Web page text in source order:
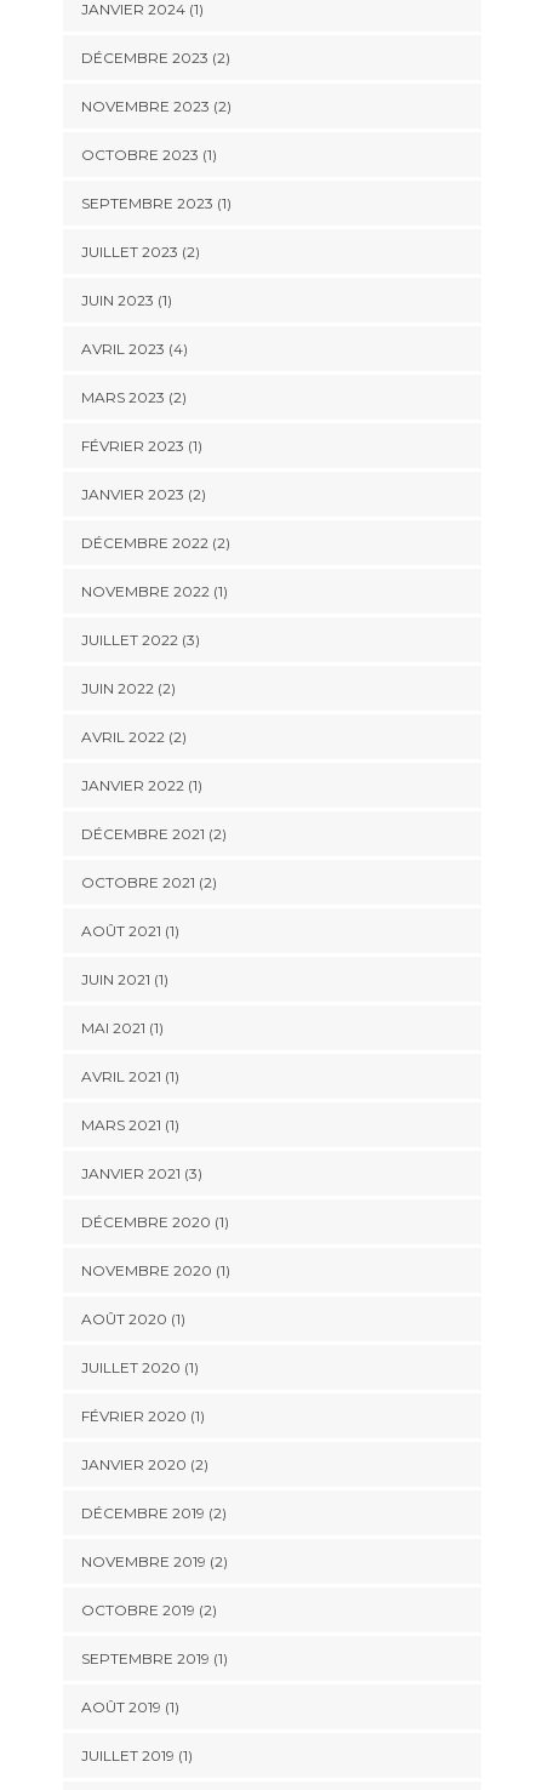
JANVIER 2024(1)
DÉCEMBRE 2023 (2)
NOVEMBRE 2023 (2)
OCTOBRE 2023 (1)
SEPTEMBRE 2023 (1)
JUILLET 2023 (2)
JUIN 2023 (1)
AVRIL 2023 (4)
MARS 2023 (2)
FÉVRIER 2023 (1)
JANVIER 2023 (2)
DÉCEMBRE 2022(2)
NOVEMBRE 2022(1)
JUILLET 2022(3)
JUIN 2022(2)
AVRIL 2022(2)
JANVIER 2022(1)
DÉCEMBRE 2021 (2)
OCTOBRE 2021 (2)
AOÛT 2021 (1)
JUIN 2021 (1)
MAI 2021 (1)
AVRIL 2021 (1)
MARS 2021 (1)
JANVIER 2021 (3)
DÉCEMBRE 2020 (1)
NOVEMBRE 2020 (1)
AOÛT 2020 (1)
JUILLET 2020 (1)
FÉVRIER 2020 (1)
JANVIER 2020 (2)
DÉCEMBRE 2019 (2)
NOVEMBRE 2019 (2)
OCTOBRE 2019 (2)
SEPTEMBRE 2019 (1)
AOÛT 2019 (1)
JUILLET 2019 (1)